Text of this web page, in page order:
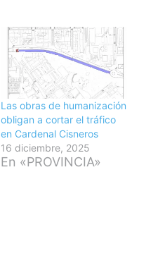
Las obras de humanización
obligan a cortar el tráfico
en Cardenal Cisneros
16 diciembre, 2025
En «PROVINCIA»